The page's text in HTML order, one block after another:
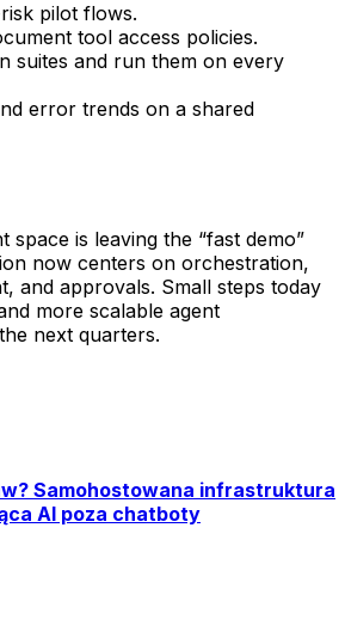
pilot flows.
tool access policies.
suites and run them on every
error trends on a shared
space is leaving the “fast demo”
now centers on orchestration,
and approvals. Small steps today
more scalable agent
next quarters.
Samohostowana infrastruktura
AI poza chatboty